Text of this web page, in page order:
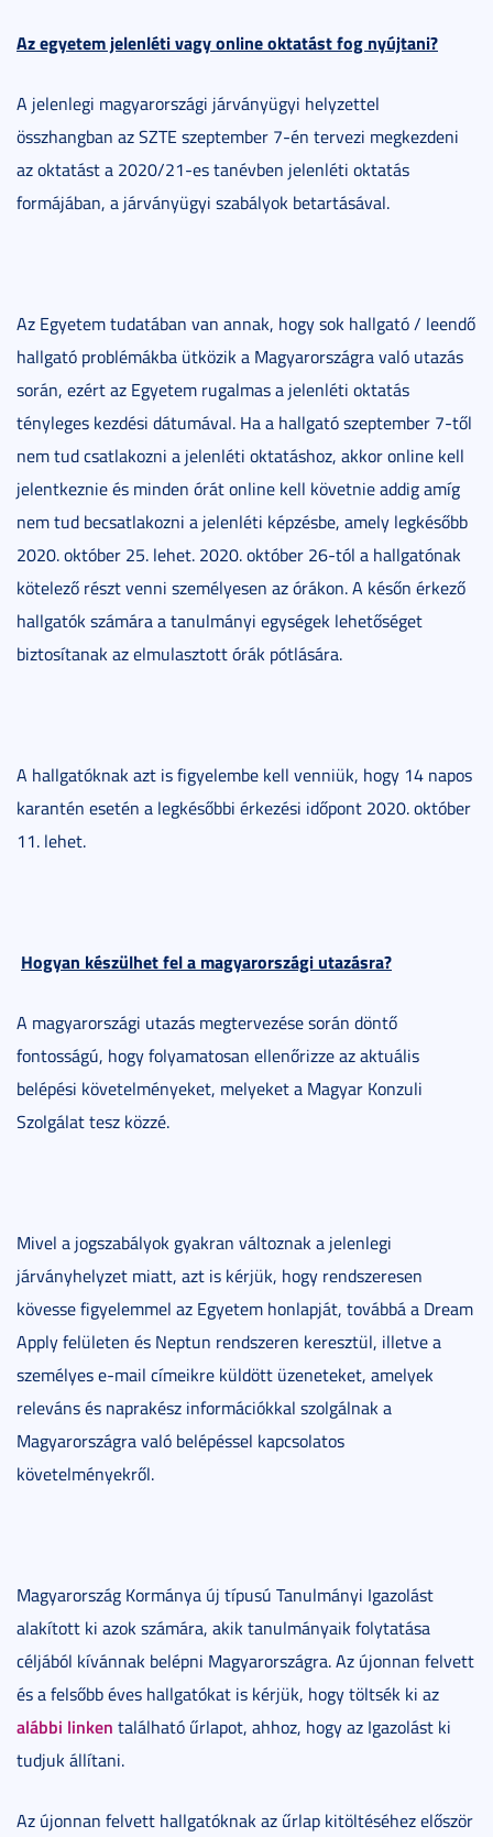
Az egyetem jelenléti vagy online oktatást fog nyújtani?
A jelenlegi magyarországi járványügyi helyzettel
összhangban az SZTE szeptember 7-én tervezi megkezdeni
az oktatást a 2020/21-es tanévben jelenléti oktatás
formájában, a járványügyi szabályok betartásával.
Az Egyetem tudatában van annak, hogy sok hallgató / leendő
hallgató problémákba ütközik a Magyarországra való utazás
során, ezért az Egyetem rugalmas a jelenléti oktatás
tényleges kezdési dátumával. Ha a hallgató szeptember 7-től
nem tud csatlakozni a jelenléti oktatáshoz, akkor online kell
jelentkeznie és minden órát online kell követnie addig amíg
nem tud becsatlakozni a jelenléti képzésbe, amely legkésőbb
2020. október 25. lehet. 2020. október 26-tól a hallgatónak
kötelező részt venni személyesen az órákon. A későn érkező
hallgatók számára a tanulmányi egységek lehetőséget
biztosítanak az elmulasztott órák pótlására.
A hallgatóknak azt is figyelembe kell venniük, hogy 14 napos
karantén esetén a legkésőbbi érkezési időpont 2020. október
11. lehet.
Hogyan készülhet fel a magyarországi utazásra?
A magyarországi utazás megtervezése során döntő
fontosságú, hogy folyamatosan ellenőrizze az aktuális
belépési követelményeket, melyeket a Magyar Konzuli
Szolgálat tesz közzé.
Mivel a jogszabályok gyakran változnak a jelenlegi
járványhelyzet miatt, azt is kérjük, hogy rendszeresen
kövesse figyelemmel az Egyetem honlapját, továbbá a Dream
Apply felületen és Neptun rendszeren keresztül, illetve a
személyes e-mail címeikre küldött üzeneteket, amelyek
releváns és naprakész információkkal szolgálnak a
Magyarországra való belépéssel kapcsolatos
követelményekről.
Magyarország Kormánya új típusú Tanulmányi Igazolást
alakított ki azok számára, akik tanulmányaik folytatása
céljából kívánnak belépni Magyarországra. Az újonnan felvett
és a felsőbb éves hallgatókat is kérjük, hogy töltsék ki az
alábbi linken található űrlapot, ahhoz, hogy az Igazolást ki
tudjuk állítani.
Az újonnan felvett hallgatóknak az űrlap kitöltéséhez először